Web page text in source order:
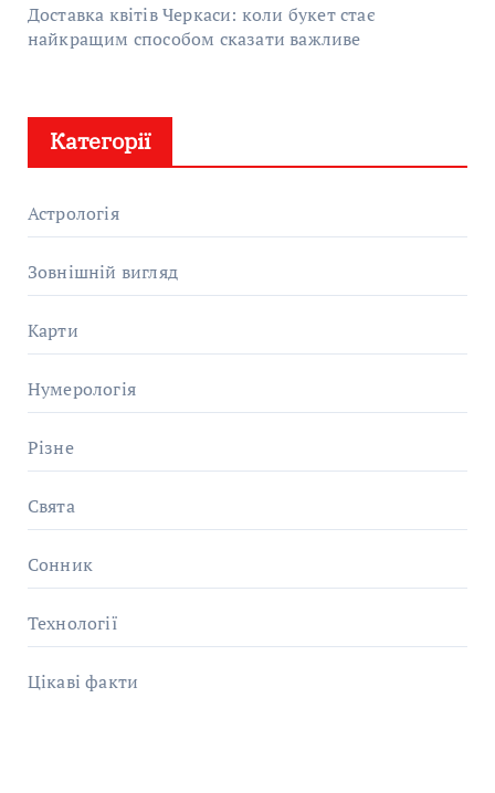
Доставка квітів Черкаси: коли букет стає
найкращим способом сказати важливе
Категорії
Астрологія
Зовнішній вигляд
Карти
Нумерологія
Різне
Свята
Сонник
Технології
Цікаві факти